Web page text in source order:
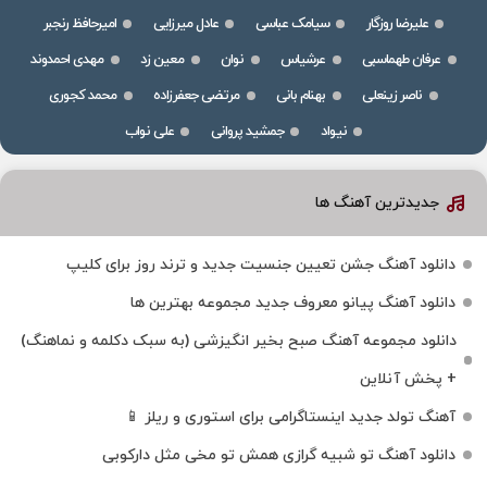
علیرضا روزگار
سیامک عباسی عادل میرزایی
امیرحافظ رنجبر
عرفان طهماسبی
عرشیاس نوان معین زد
مهدی احمدوند
ناصر زینعلی
بهنام بانی مرتضی جعفرزاده
محمد کجوری
نیواد
جمشید پروانی علی نواب
جدیدترین آهنگ ها
دانلود آهنگ جشن تعیین جنسیت جدید و ترند روز برای کلیپ
دانلود آهنگ پیانو معروف جدید مجموعه بهترین ها
دانلود مجموعه آهنگ صبح بخیر انگیزشی (به سبک دکلمه و نماهنگ)
+ پخش آنلاین
آهنگ تولد جدید اینستاگرامی برای استوری و ریلز 📱
دانلود آهنگ تو شبیه گرازی همش تو مخی مثل دارکوبی